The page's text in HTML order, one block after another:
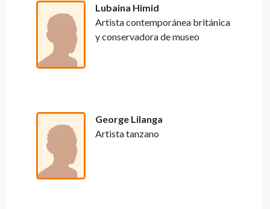
Lubaina Himid
Artista contemporánea británica
y conservadora de museo
George Lilanga
Artista tanzano